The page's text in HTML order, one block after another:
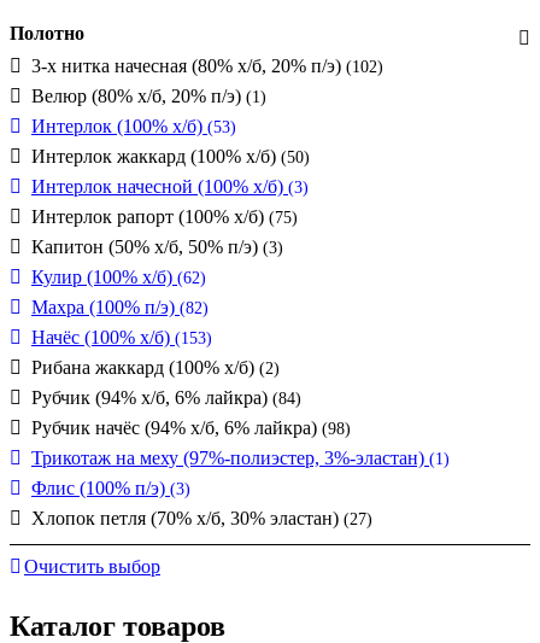
Полотно
3-х нитка начесная (80% х/б, 20% п/э) (102)
Велюр (80% х/б, 20% п/э) (1)
Интерлок (100% х/б) (53)
Интерлок жаккард (100% х/б) (50)
Интерлок начесной (100% х/б) (3)
Интерлок рапорт (100% х/б) (75)
Капитон (50% х/б, 50% п/э) (3)
Кулир (100% х/б) (62)
Махра (100% п/э) (82)
Начёс (100% х/б) (153)
Рибана жаккард (100% х/б) (2)
Рубчик (94% х/б, 6% лайкра) (84)
Рубчик начёс (94% х/б, 6% лайкра) (98)
Трикотаж на меху (97%-полиэстер, 3%-эластан) (1)
Флис (100% п/э) (3)
Хлопок петля (70% х/б, 30% эластан) (27)
Очистить выбор
Каталог товаров